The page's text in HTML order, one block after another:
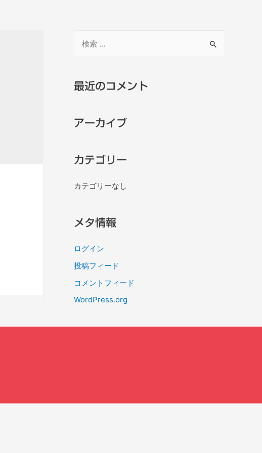
最近のコメント
アーカイブ
カテゴリー
カテゴリーなし
メタ情報
ログイン
投稿フィード
コメントフィード
WordPress.org